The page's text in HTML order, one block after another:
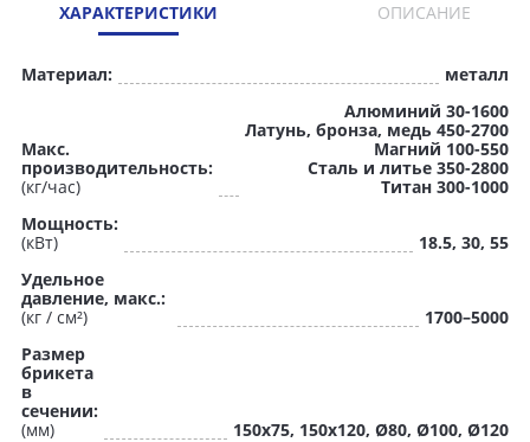
ХАРАКТЕРИСТИКИ ОПИСАНИЕ
Материал: металл
Макс.
производительность:
(кг/час)
Алюминий 30-1600
Латунь, бронза, медь 450-2700
Магний 100-550
Сталь и литье 350-2800
Титан 300-1000
Мощность:
(кВт)
18.5, 30, 55
Удельное
давление, макс.:
(кг / см²)
1700–5000
Размер
брикета
в
сечении:
(мм)
150x75, 150x120, Ø80, Ø100, Ø120